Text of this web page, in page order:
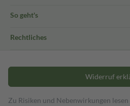
So geht's
Rechtliches
Widerruf
Zu Risiken und Nebenwirkungen